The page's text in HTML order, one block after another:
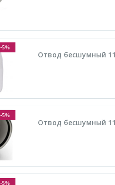
-5%
Отвод бесшумный
-5%
Отвод бесшумный
-5%